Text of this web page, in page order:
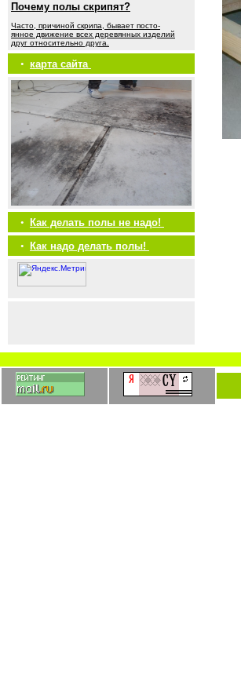
Почему полы скрипят?
Часто, причиной скрипа, бывает посто-
янное движение всех деревянных изделий
друг относительно друга.
• карта сайта
•
Как делать полы не надо!
•
Как надо делать полы!